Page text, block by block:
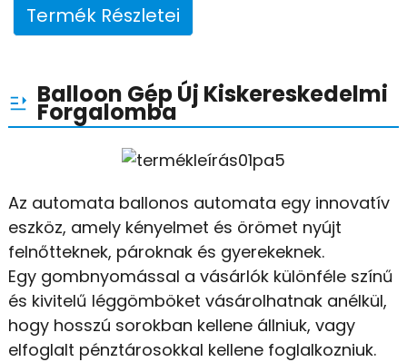
Termék Részletei
Balloon Gép Új Kiskereskedelmi
Forgalomba
Az automata ballonos automata egy innovatív
eszköz, amely kényelmet és örömet nyújt
felnőtteknek, pároknak és gyerekeknek.
Egy gombnyomással a vásárlók különféle színű
és kivitelű léggömböket vásárolhatnak anélkül,
hogy hosszú sorokban kellene állniuk, vagy
elfoglalt pénztárosokkal kellene foglalkozniuk.